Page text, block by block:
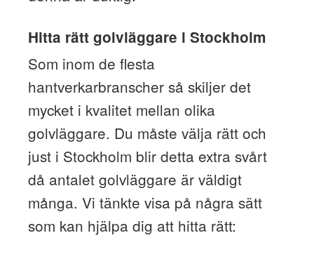
Hitta rätt golvläggare i Stockholm
Som inom de flesta
hantverkarbranscher så skiljer det
mycket i kvalitet mellan olika
golvläggare. Du måste välja rätt och
just i Stockholm blir detta extra svårt
då antalet golvläggare är väldigt
många. Vi tänkte visa på några sätt
som kan hjälpa dig att hitta rätt: